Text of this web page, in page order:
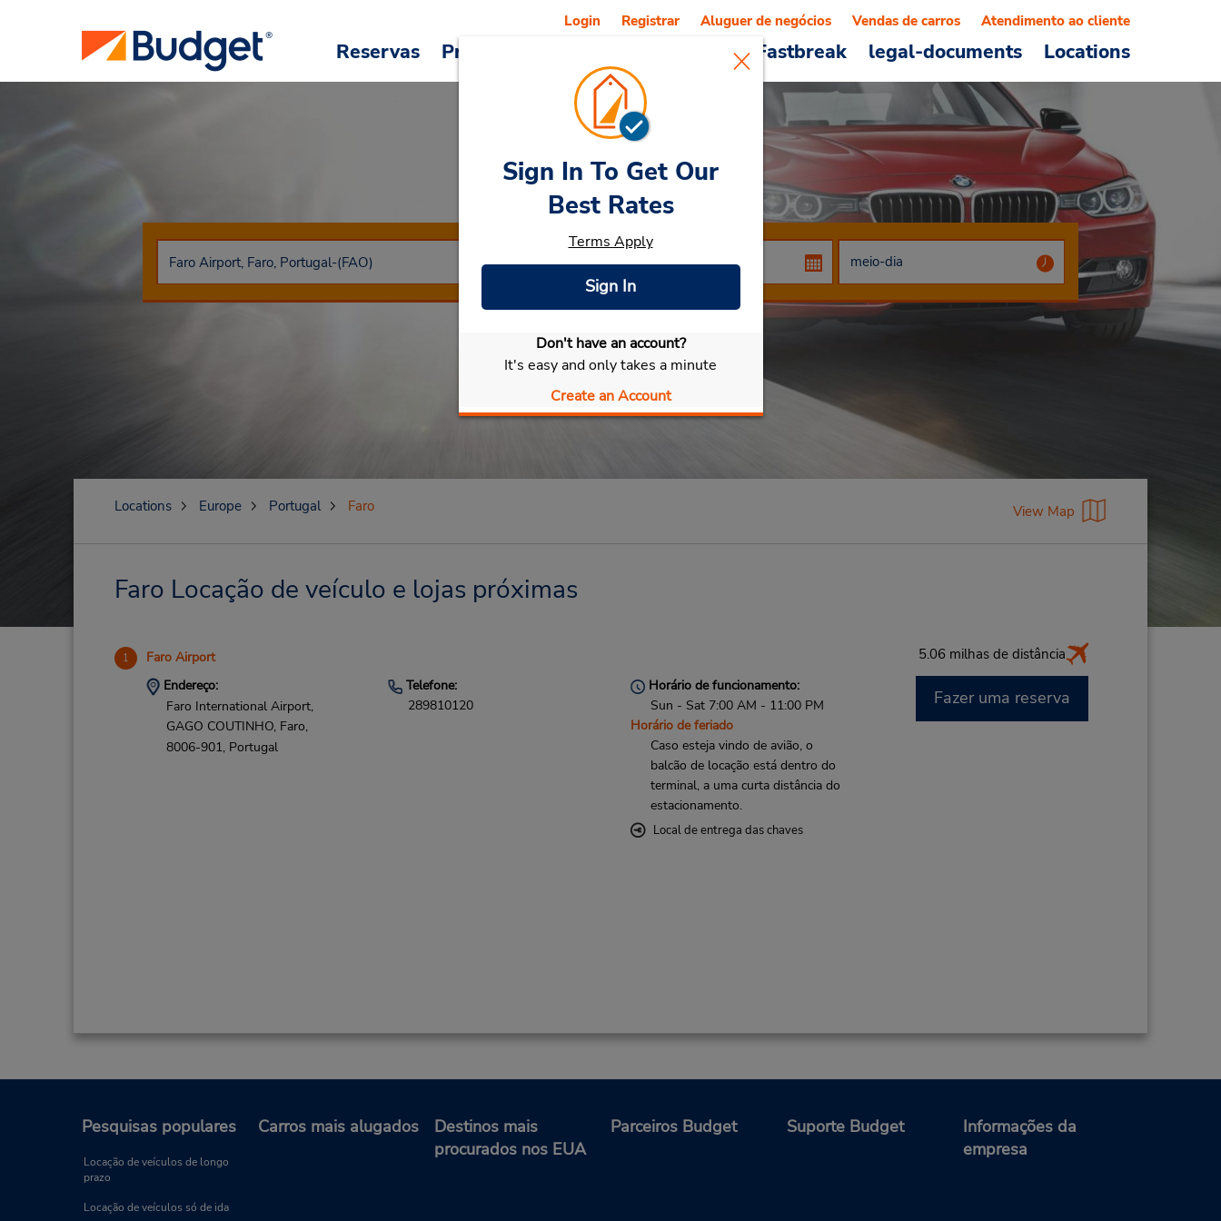
Reservas Promoções Veículos e serviços Fastbreak legal-documents Locations
Login Registrar Aluguer de negócios Vendas de carros Atendimento ao cliente
Car RentalFaro
Selecionar meu carro
Sign In To Get Our
Best Rates
Terms Apply
Sign In
Don't have an account?
It's easy and only takes a minute
Create an Account
Locations Europe Portugal Faro View Map
Faro Locação de veículo e lojas próximas
1 Faro Airport 5.06 milhas de distância
Endereço:
Faro International Airport,
GAGO COUTINHO, Faro,
8006-901, Portugal
Telefone:
289810120
Horário de funcionamento:
Sun - Sat 7:00 AM - 11:00 PM
Horário de feriado
Caso esteja vindo de avião, o
balcão de locação está dentro do
terminal, a uma curta distância do
estacionamento.
Local de entrega das chaves
Fazer uma reserva
Pesquisas populares
Locação de veículos de longo
prazo
Locação de veículos só de ida
Carros mais alugados
Destinos mais
procurados nos EUA
Parceiros Budget Suporte Budget
Informações da
empresa